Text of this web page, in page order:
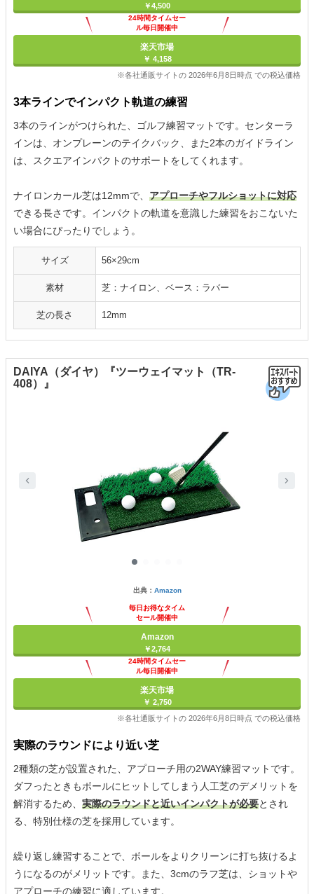
￥4,500
24時間タイムセー
ル毎日開催中
楽天市場
￥ 4,158
※各社通販サイトの 2026年6月8日時点 での税込価格
3本ラインでインパクト軌道の練習
3本のラインがつけられた、ゴルフ練習マットです。センターラ
インは、オンプレーンのテイクバック、また2本のガイドライン
は、スクエアインパクトのサポートをしてくれます。
ナイロンカール芝は12mmで、 アプローチやフルショットに対応
できる長さです。インパクトの軌道を意識した練習をおこないた
い場合にぴったりでしょう。
サイズ 56×29cm
素材 芝：ナイロン、ベース：ラバー
芝の長さ 12mm
DAIYA（ダイヤ）『ツーウェイマット（TR-
408）』
出典： Amazon
毎日お得なタイム
セール開催中
Amazon
￥2,764
24時間タイムセー
ル毎日開催中
楽天市場
￥ 2,750
※各社通販サイトの 2026年6月8日時点 での税込価格
実際のラウンドにより近い芝
2種類の芝が設置された、アプローチ用の2WAY練習マットです。
ダフったときもボールにヒットしてしまう人工芝のデメリットを
解消するため、 実際のラウンドと近いインパクトが必要とされ
る、特別仕様の芝を採用しています。
繰り返し練習することで、ボールをよりクリーンに打ち抜けるよ
うになるのがメリットです。また、3cmのラフ芝は、ショットや
アプローチの練習に適しています。